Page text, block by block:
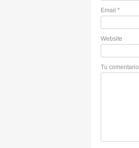
Email *
Website
Tu comentario